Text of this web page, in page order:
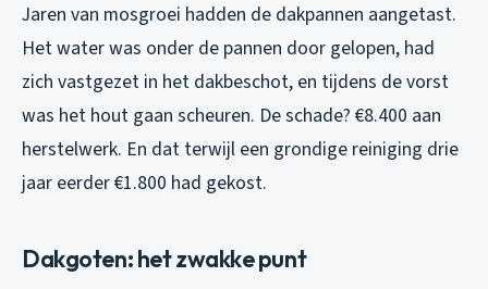
Jaren van mosgroei hadden de dakpannen aangetast.
Het water was onder de pannen door gelopen, had
zich vastgezet in het dakbeschot, en tijdens de vorst
was het hout gaan scheuren. De schade? €8.400 aan
herstelwerk. En dat terwijl een grondige reiniging drie
jaar eerder €1.800 had gekost.
Dakgoten: het zwakke punt